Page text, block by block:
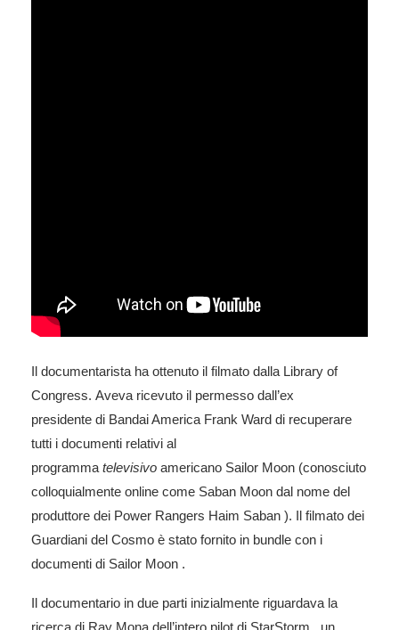
Il documentarista ha ottenuto il filmato dalla Library of
Congress. Aveva ricevuto il permesso dall’ex
presidente di Bandai America Frank Ward di recuperare
tutti i documenti relativi al
programma televisivo americano Sailor Moon (conosciuto
colloquialmente online come Saban Moon dal nome del
produttore dei Power Rangers Haim Saban ). Il filmato dei
Guardiani del Cosmo è stato fornito in bundle con i
documenti di Sailor Moon .
Il documentario in due parti inizialmente riguardava la